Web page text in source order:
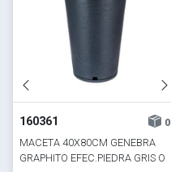
160361
0
MACETA 40X80CM GENEBRA
GRAPHITO EFEC.PIEDRA GRIS O